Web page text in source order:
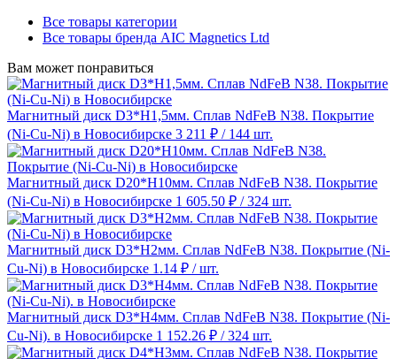
Все товары категории
Все товары бренда AIC Magnetics Ltd
Вам может понравиться
Магнитный диск D3*H1,5мм. Сплав NdFeB N38. Покрытие
(Ni-Cu-Ni) в Новосибирске 3 211 ₽ / 144 шт.
Магнитный диск D20*H10мм. Сплав NdFeB N38. Покрытие
(Ni-Cu-Ni) в Новосибирске 1 605.50 ₽ / 324 шт.
Магнитный диск D3*H2мм. Сплав NdFeB N38. Покрытие (Ni-
Cu-Ni) в Новосибирске 1.14 ₽ / шт.
Магнитный диск D3*H4мм. Сплав NdFeB N38. Покрытие (Ni-
Cu-Ni). в Новосибирске 1 152.26 ₽ / 324 шт.